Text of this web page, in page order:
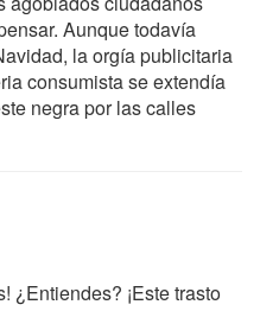
Aunque todavía
la orgía publicitaria
consumista se extendía
negra por las calles
¿Entiendes? ¡Este trasto